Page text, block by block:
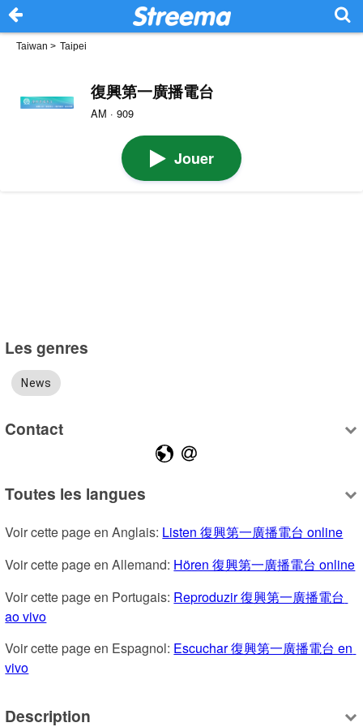
Taiwan > Taipei
復興第一廣播電台
AM · 909
Jouer
Les genres
News
Contact
Toutes les langues
Voir cette page en Anglais: Listen 復興第一廣播電台 online
Voir cette page en Allemand: Hören 復興第一廣播電台 online
Voir cette page en Portugais: Reproduzir 復興第一廣播電台
ao vivo
Voir cette page en Espagnol: Escuchar 復興第一廣播電台 en
vivo
Description